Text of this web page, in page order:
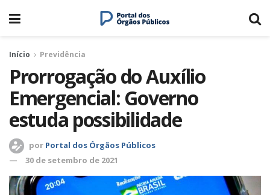
Início Previdência
Prorrogação do Auxílio
Emergencial: Governo
estuda possibilidade
por Portal dos Órgãos Públicos
30 de setembro de 2021